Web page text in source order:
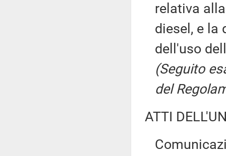
relativa
diesel, e la
dell'uso
(Seguito
del
ATTI